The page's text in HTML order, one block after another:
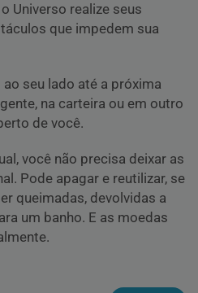
Universo realize seus
que impedem sua
seu lado até a próxima
na carteira ou em outro
de você.
você não precisa deixar as
Pode apagar e reutilizar, se
queimadas, devolvidas a
um banho. E as moedas